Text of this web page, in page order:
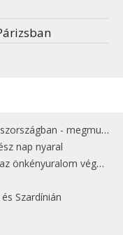
megmutatjuk a 15 legjobbat
nap nyaral
végét jelentette
Szardínián